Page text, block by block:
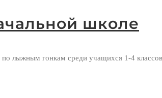
школе
лыжным гонкам среди учащихся 1-4 классов